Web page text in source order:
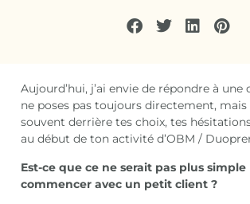
Aujourd’hui, j’ai envie de répondre à
ne poses pas toujours directement, mais
souvent derrière tes choix, tes
au début de ton activité d’OBM /
Est-ce que ce ne serait pas plus
commencer avec un petit client ?